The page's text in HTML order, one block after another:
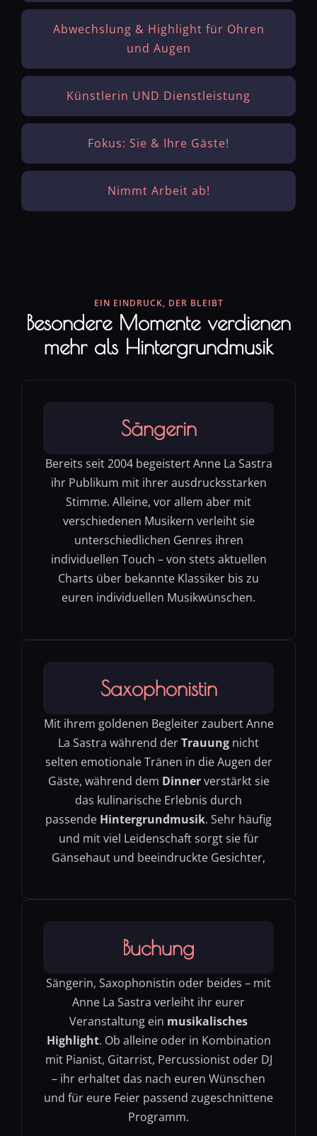
Abwechslung & Highlight für Ohren
und Augen
Künstlerin UND Dienstleistung
Fokus: Sie & Ihre Gäste!
Nimmt Arbeit ab!
EIN EINDRUCK, DER BLEIBT
Besondere Momente verdienen
mehr als Hintergrundmusik
Sängerin
Bereits seit 2004 begeistert Anne La Sastra
ihr Publikum mit ihrer ausdrucksstarken
Stimme. Alleine, vor allem aber mit
verschiedenen Musikern verleiht sie
unterschiedlichen Genres ihren
individuellen Touch – von stets aktuellen
Charts über bekannte Klassiker bis zu
euren individuellen Musikwünschen.
Saxophonistin
Mit ihrem goldenen Begleiter zaubert Anne
La Sastra während derTrauung nicht
selten emotionale Tränen in die Augen der
Gäste, während dem Dinnerverstärkt sie
das kulinarische Erlebnis durch
passende Hintergrundmusik. Sehr häufig
und mit viel Leidenschaft sorgt sie für
Gänsehaut und beeindruckte Gesichter,
Buchung
Sängerin, Saxophonistin oder beides – mit
Anne La Sastra verleiht ihr eurer
Veranstaltung ein musikalisches
Highlight. Ob alleine oder in Kombination
mit Pianist, Gitarrist, Percussionist oder DJ
– ihr erhaltet das nach euren Wünschen
und für eure Feier passend zugeschnittene
Programm.